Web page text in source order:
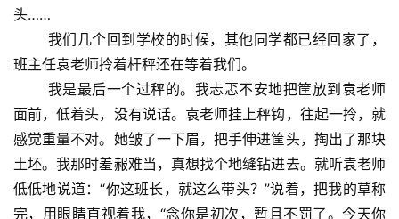
头……
我们几个回到学校的时候，其他同学都已经回家了，
班主任袁老师拎着杆秤还在等着我们。
我是最后一个过秤的。我忐忑不安地把筐放到袁老师
面前，低着头，没有说话。袁老师挂上秤钩，往起一拎，就
感觉重量不对。她皱了一下眉，把手伸进筐头，掏出了那块
土坯。我那时羞赧难当，真想找个地缝钻进去。就听袁老师
低低地说道：“你这班长，就这么带头？”说着，把我的草称
完，用眼睛直视着我，“念你是初次，暂且不罚了。今天你